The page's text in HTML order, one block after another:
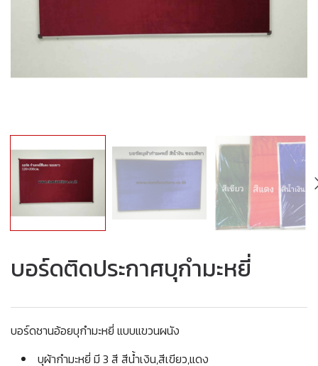
บอร์ดติดประกาศบุกำมะหยี่
บอร์ดชานอ้อยบุกำมะหยี่ แบบแขวนผนัง
บุผ้ากำมะหยี่ มี 3 สี สีน้ำเงิน,สีเขียว,แดง